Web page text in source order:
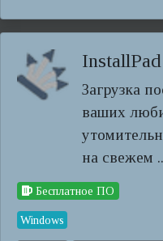
InstallPad
Загрузка
ваших
на свежем
Бесплатное ПО
Windows